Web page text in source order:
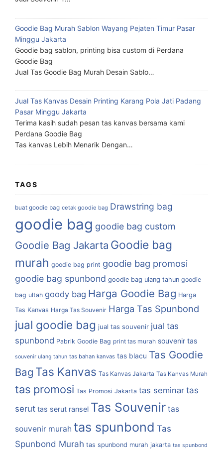
Goodie Bag Murah Sablon Wayang Pejaten Timur Pasar
Minggu Jakarta
Goodie bag sablon, printing bisa custom di Perdana
Goodie Bag
Jual Tas Goodie Bag Murah Desain Sablo…
Jual Tas Kanvas Desain Printing Karang Pola Jati Padang
Pasar Minggu Jakarta
Terima kasih sudah pesan tas kanvas bersama kami
Perdana Goodie Bag
Tas kanvas Lebih Menarik Dengan…
TAGS
buat goodie bag cetak goodie bag Drawstring bag
goodie bag goodie bag custom
Goodie Bag Jakarta Goodie bag
murah goodie bag print goodie bag promosi
goodie bag spunbond goodie bag ulang tahun goodie
bag ultah goody bag Harga Goodie Bag Harga
Tas Kanvas Harga Tas Souvenir Harga Tas Spunbond
jual goodie bag jual tas souvenir jual tas
spunbond Pabrik Goodie Bag print tas murah souvenir tas
souvenir ulang tahun tas bahan kanvas tas blacu Tas Goodie
Bag Tas Kanvas Tas Kanvas Jakarta Tas Kanvas Murah
tas promosi Tas Promosi Jakarta tas seminar tas
serut tas serut ransel Tas Souvenir tas
souvenir murah tas spunbond Tas
Spunbond Murah tas spunbond murah jakarta tas spunbond